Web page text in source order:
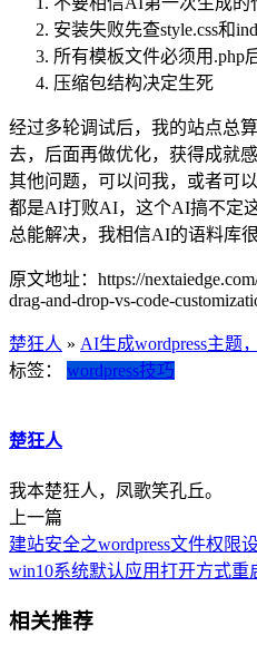
安装失败先查style.css和
所有模板文件必须用.php
压缩包结构决定生死
经过多轮调试后，我的站点总
去，后面再做优化，获得成就
其他问题，可以问我，或者可
都是AI打败AI，这个AI搞不定
总能解决，我相信AI的语料库很
原文地址：https://
drag-and-drop-vs-code-
楚狂人 » AI生成wordpress主题
标签： wordpress技巧
楚狂人
我本楚狂人，凤歌笑孔丘。
上一篇
建站安全之wordpress文件权限
win10系统默认应用打开方式
相关推荐